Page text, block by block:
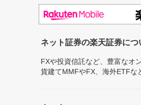
ネット証券の楽天証券につ
FXや投資信託など、豊富なオ
貨建てMMFやFX、海外ETFな